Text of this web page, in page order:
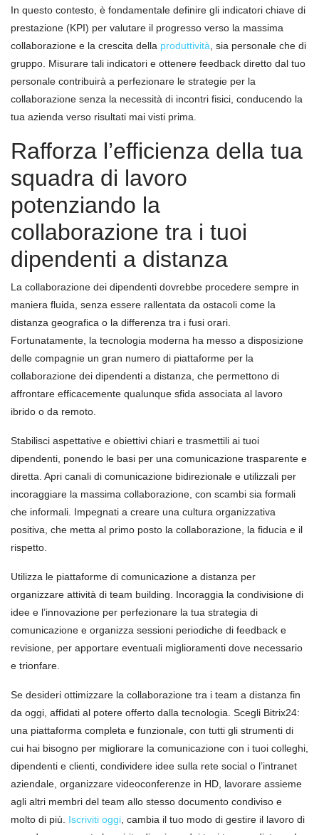
In questo contesto, è fondamentale definire gli indicatori chiave di
prestazione (KPI) per valutare il progresso verso la massima
collaborazione e la crescita della produttività , sia personale che di
gruppo. Misurare tali indicatori e ottenere feedback diretto dal tuo
personale contribuirà a perfezionare le strategie per la
collaborazione senza la necessità di incontri fisici, conducendo la
tua azienda verso risultati mai visti prima.
Rafforza l’efficienza della tua
squadra di lavoro
potenziando la
collaborazione tra i tuoi
dipendenti a distanza
La collaborazione dei dipendenti dovrebbe procedere sempre in
maniera fluida, senza essere rallentata da ostacoli come la
distanza geografica o la differenza tra i fusi orari.
Fortunatamente, la tecnologia moderna ha messo a disposizione
delle compagnie un gran numero di piattaforme per la
collaborazione dei dipendenti a distanza, che permettono di
affrontare efficacemente qualunque sfida associata al lavoro
ibrido o da remoto.
Stabilisci aspettative e obiettivi chiari e trasmettili ai tuoi
dipendenti, ponendo le basi per una comunicazione trasparente e
diretta. Apri canali di comunicazione bidirezionale e utilizzali per
incoraggiare la massima collaborazione, con scambi sia formali
che informali. Impegnati a creare una cultura organizzativa
positiva, che metta al primo posto la collaborazione, la fiducia e il
rispetto.
Utilizza le piattaforme di comunicazione a distanza per
organizzare attività di team building. Incoraggia la condivisione di
idee e l’innovazione per perfezionare la tua strategia di
comunicazione e organizza sessioni periodiche di feedback e
revisione, per apportare eventuali miglioramenti dove necessario
e trionfare.
Se desideri ottimizzare la collaborazione tra i team a distanza fin
da oggi, affidati al potere offerto dalla tecnologia. Scegli Bitrix24:
una piattaforma completa e funzionale, con tutti gli strumenti di
cui hai bisogno per migliorare la comunicazione con i tuoi colleghi,
dipendenti e clienti, condividere idee sulla rete social o l’intranet
aziendale, organizzare videoconferenze in HD, lavorare assieme
agli altri membri del team allo stesso documento condiviso e
molto di più. Iscriviti oggi , cambia il tuo modo di gestire il lavoro di